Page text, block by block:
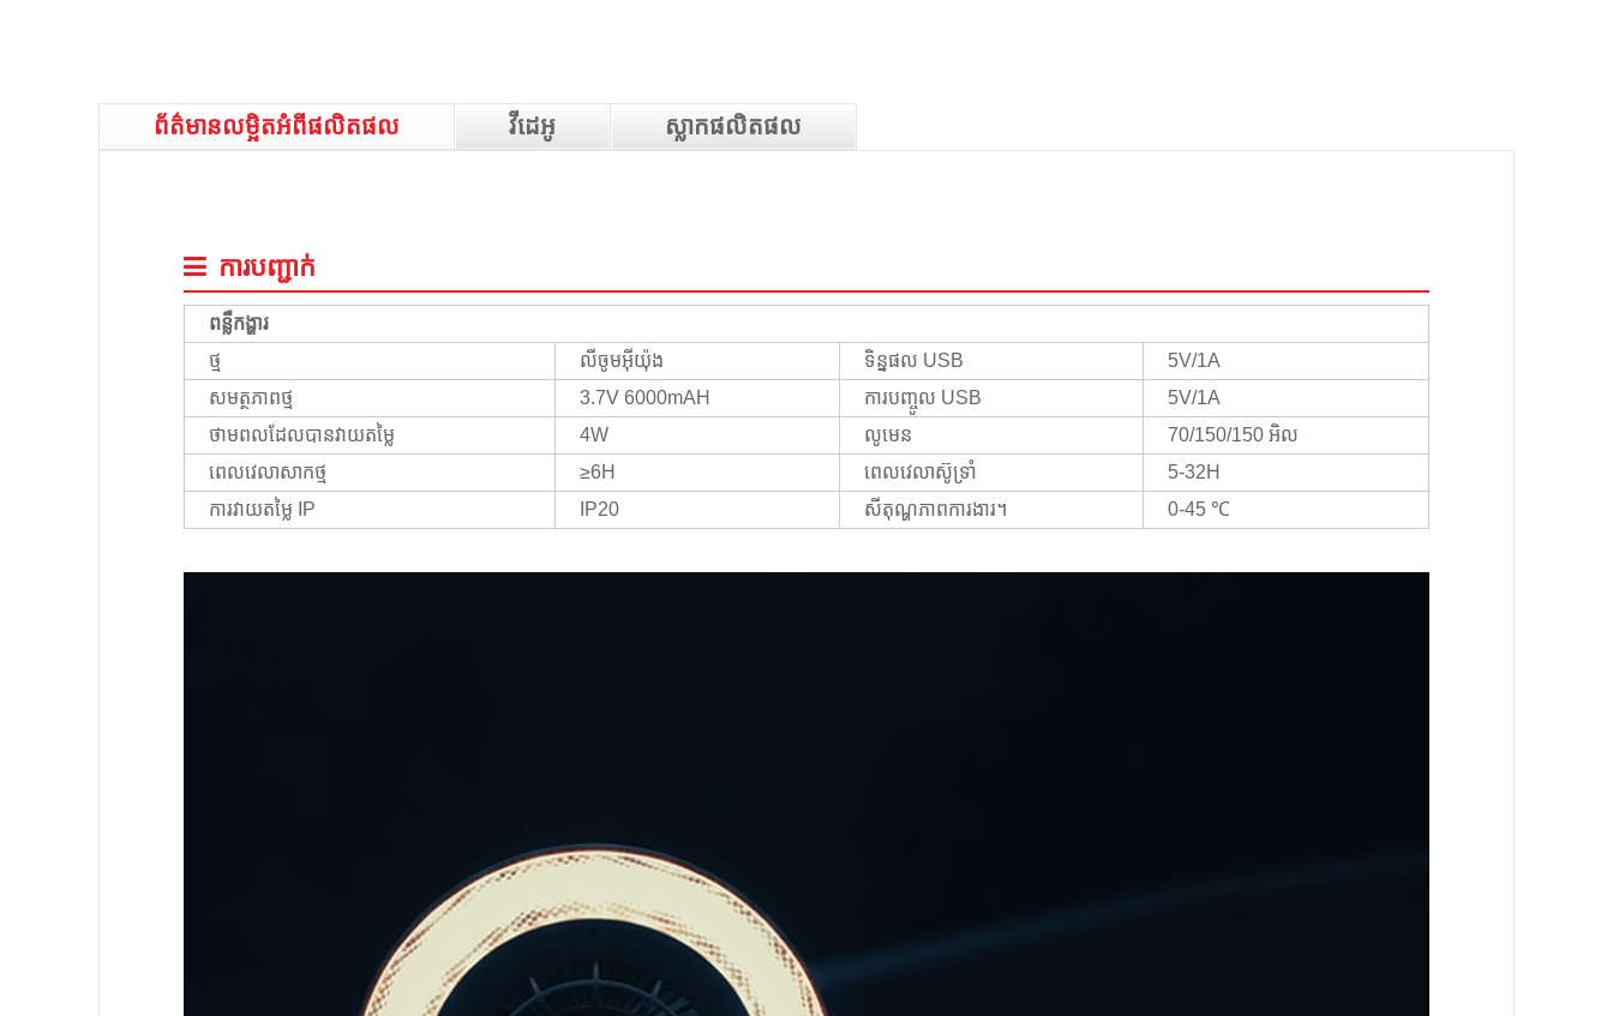
ព័ត៌មានលម្អិតអំពីផលិតផល វីដេអូ ស្លាកផលិតផល
ការបញ្ជាក់
ពន្លឺកង្ហារ
ថ្ម
លីចូមអ៊ីយ៉ុង ទិន្នផល USB
5V/1A
សមត្ថភាពថ្ម
3.7V 6000mAH ការបញ្ចូល USB
5V/1A
ថាមពលដែលបានវាយតម្លៃ
4W លូមេន
70/150/150 អិល
ពេលវេលាសាកថ្ម
≥6H ពេលវេលាស៊ូទ្រាំ
5-32H
ការវាយតម្លៃ IP
IP20 សីតុណ្ហភាពការងារ។ 0-45 ℃